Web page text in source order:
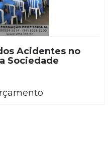
Acidentes no
Sociedade